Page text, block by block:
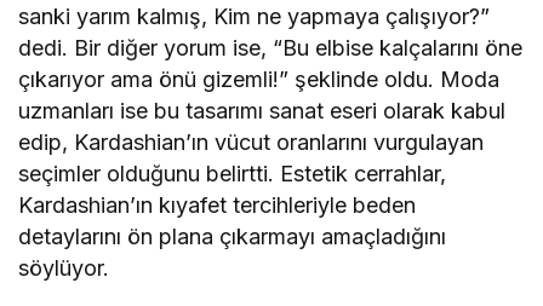
sanki yarım kalmış, Kim ne yapmaya çalışıyor?”
dedi. Bir diğer yorum ise, “Bu elbise kalçalarını öne
çıkarıyor ama önü gizemli!” şeklinde oldu. Moda
uzmanları ise bu tasarımı sanat eseri olarak kabul
edip, Kardashian’ın vücut oranlarını vurgulayan
seçimler olduğunu belirtti. Estetik cerrahlar,
Kardashian’ın kıyafet tercihleriyle beden
detaylarını ön plana çıkarmayı amaçladığını
söylüyor.